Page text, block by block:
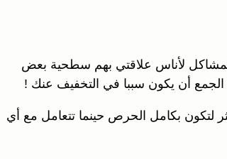
لأناس علاقتي بهم سطحية بعض
الجمع أن يكون سببا في التخفيف عنك !
لتكون بكامل الحرص حينما تتعامل مع أي